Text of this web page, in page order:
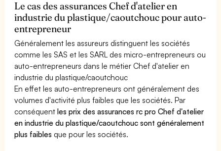
Le cas des assurances Chef d'atelier en
industrie du plastique/caoutchouc pour auto-
entrepreneur
Généralement les assureurs distinguent les sociétés
comme les SAS et les SARL des micro-entrepreneurs ou
auto-entrepreneurs dans le métier Chef d'atelier en
industrie du plastique/caoutchouc
En effet les auto-entrepreneurs ont généralement des
volumes d'activité plus faibles que les sociétés. Par
conséquentles prix des assurances rc pro Chef d'atelier
en industrie du plastique/caoutchouc sont généralement
plus faibles que pour les sociétés.